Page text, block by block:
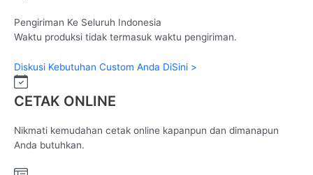
Pengiriman Ke Seluruh Indonesia
Waktu produksi tidak termasuk waktu pengiriman.
Diskusi Kebutuhan Custom Anda DiSini >
CETAK ONLINE
Nikmati kemudahan cetak online kapanpun dan dimanapun
Anda butuhkan.